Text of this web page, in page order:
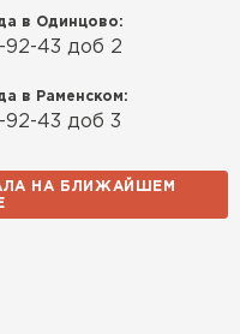
в Одинцово:
92-43 доб 2
в Раменском:
92-43 доб 3
НА БЛИЖАЙШЕМ